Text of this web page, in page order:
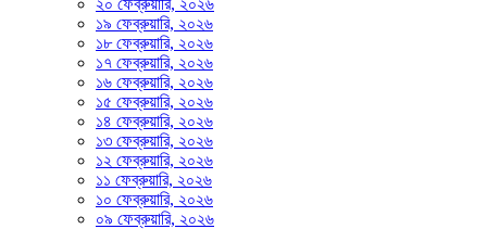
২০ ফেব্রুয়ারি, ২০২৬
১৯ ফেব্রুয়ারি, ২০২৬
১৮ ফেব্রুয়ারি, ২০২৬
১৭ ফেব্রুয়ারি, ২০২৬
১৬ ফেব্রুয়ারি, ২০২৬
১৫ ফেব্রুয়ারি, ২০২৬
১৪ ফেব্রুয়ারি, ২০২৬
১৩ ফেব্রুয়ারি, ২০২৬
১২ ফেব্রুয়ারি, ২০২৬
১১ ফেব্রুয়ারি, ২০২৬
১০ ফেব্রুয়ারি, ২০২৬
০৯ ফেব্রুয়ারি, ২০২৬